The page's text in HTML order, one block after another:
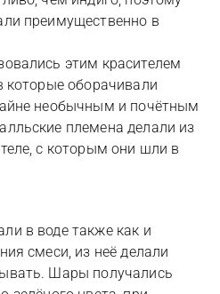
преимущественно в
этим красителем
которые оборачивали
необычным и почётным
племена делали из
с которым они шли в
в воде также как и
смеси, из неё делали
Шары получались